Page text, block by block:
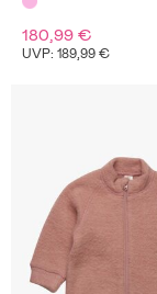
180,99 €
UVP: 189,99 €